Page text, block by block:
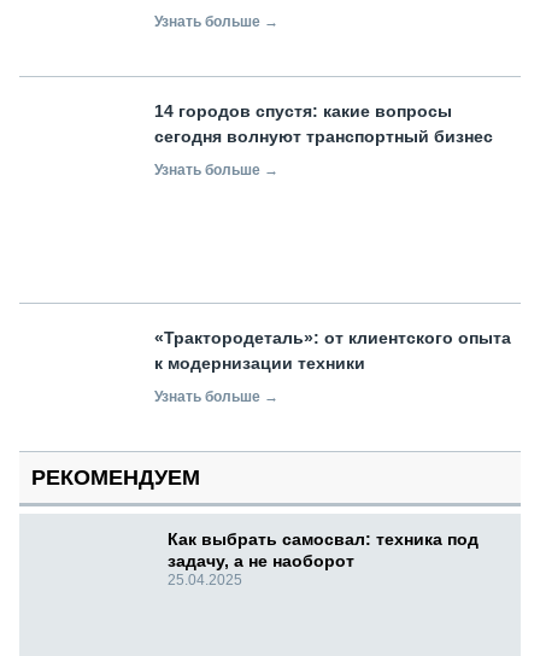
Узнать больше →
14 городов спустя: какие вопросы
сегодня волнуют транспортный бизнес
Узнать больше →
«Трактородеталь»: от клиентского опыта
к модернизации техники
Узнать больше →
РЕКОМЕНДУЕМ
Как выбрать самосвал: техника под
задачу, а не наоборот
25.04.2025